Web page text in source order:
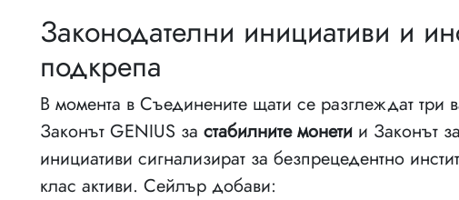
Законодателни инициативи и
подкрепа
В момента в Съединените щати се разглеждат три
Законът GENIUS за стабилните монети и Законът
инициативи сигнализират за безпрецедентно
клас активи. Сейлър добави: